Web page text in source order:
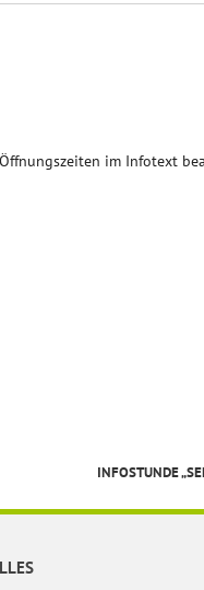
im Infotext
INFOSTUNDE